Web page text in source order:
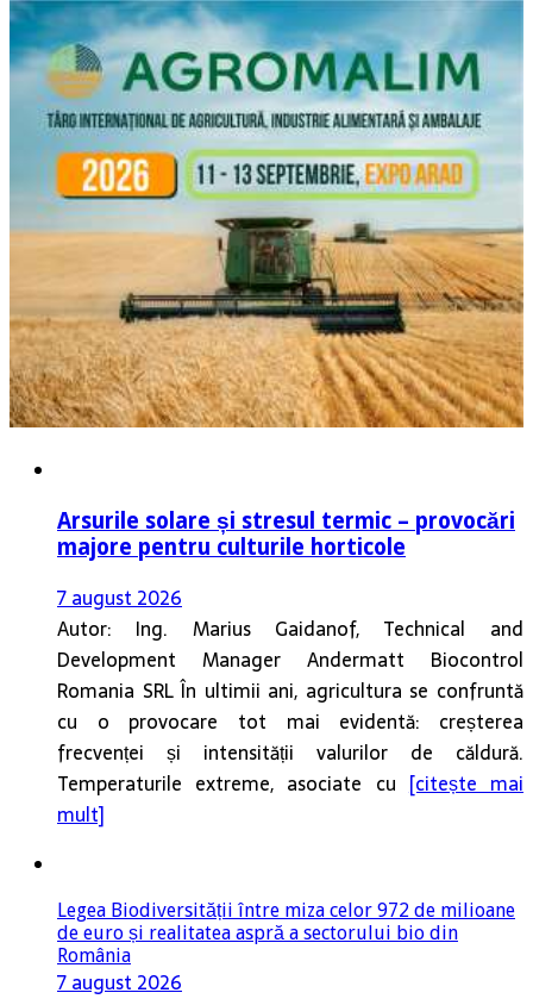
Arsurile solare și stresul termic – provocări
majore pentru culturile horticole
7 august 2026
Autor: Ing. Marius Gaidanof, Technical and
Development Manager Andermatt Biocontrol
Romania SRL În ultimii ani, agricultura se confruntă
cu o provocare tot mai evidentă: creșterea
frecvenței și intensității valurilor de căldură.
Temperaturile extreme, asociate cu [citește mai
mult]
Legea Biodiversității între miza celor 972 de milioane
de euro și realitatea aspră a sectorului bio din
România
7 august 2026